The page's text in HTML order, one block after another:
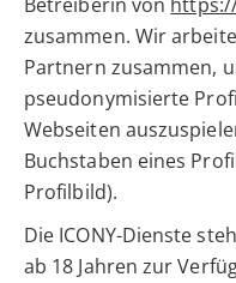
zusammen. Wir
Partnern zusammen,
pseudonymisierte
Webseiten
Buchstaben eines
Profilbild).
Die ICONY-Dienste
ab 18 Jahren zur